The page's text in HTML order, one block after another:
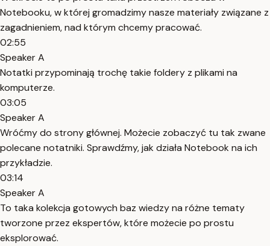
Notebooku, w której gromadzimy nasze materiały związane z
zagadnieniem, nad którym chcemy pracować.
02:55
Speaker A
Notatki przypominają trochę takie foldery z plikami na
komputerze.
03:05
Speaker A
Wróćmy do strony głównej. Możecie zobaczyć tu tak zwane
polecane notatniki. Sprawdźmy, jak działa Notebook na ich
przykładzie.
03:14
Speaker A
To taka kolekcja gotowych baz wiedzy na różne tematy
tworzone przez ekspertów, które możecie po prostu
eksplorować.